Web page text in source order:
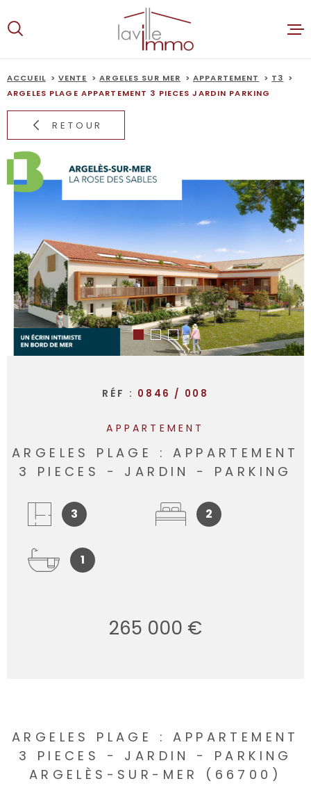
au
menu
au
contenu
ACCUEIL
ALERTE
NOTRE
ACCUEIL VENTE ARGELES SUR MER APPARTEMENT
T3
ARGELES PLAGE APPARTEMENT 3 PIECES JARDIN PARKING
RETOUR
RÉF : 0846 / 008
APPARTEMENT
ARGELES PLAGE : APPARTEMENT
3 PIECES − JARDIN − PARKING
3 2
1
265 000 €
ARGELES PLAGE : APPARTEMENT
3 PIECES − JARDIN − PARKING
ARGELÈS-SUR-MER (66700)